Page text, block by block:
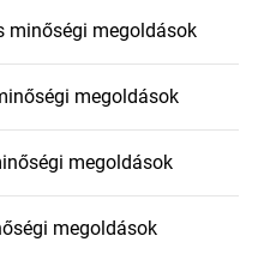
minőségi megoldások
megoldások
megoldások
megoldások